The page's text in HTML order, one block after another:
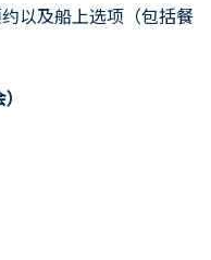
以及船上选项（包括餐